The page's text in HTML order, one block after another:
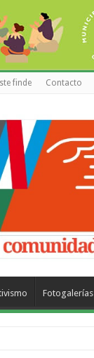
finde Contacto
Fotogalerías